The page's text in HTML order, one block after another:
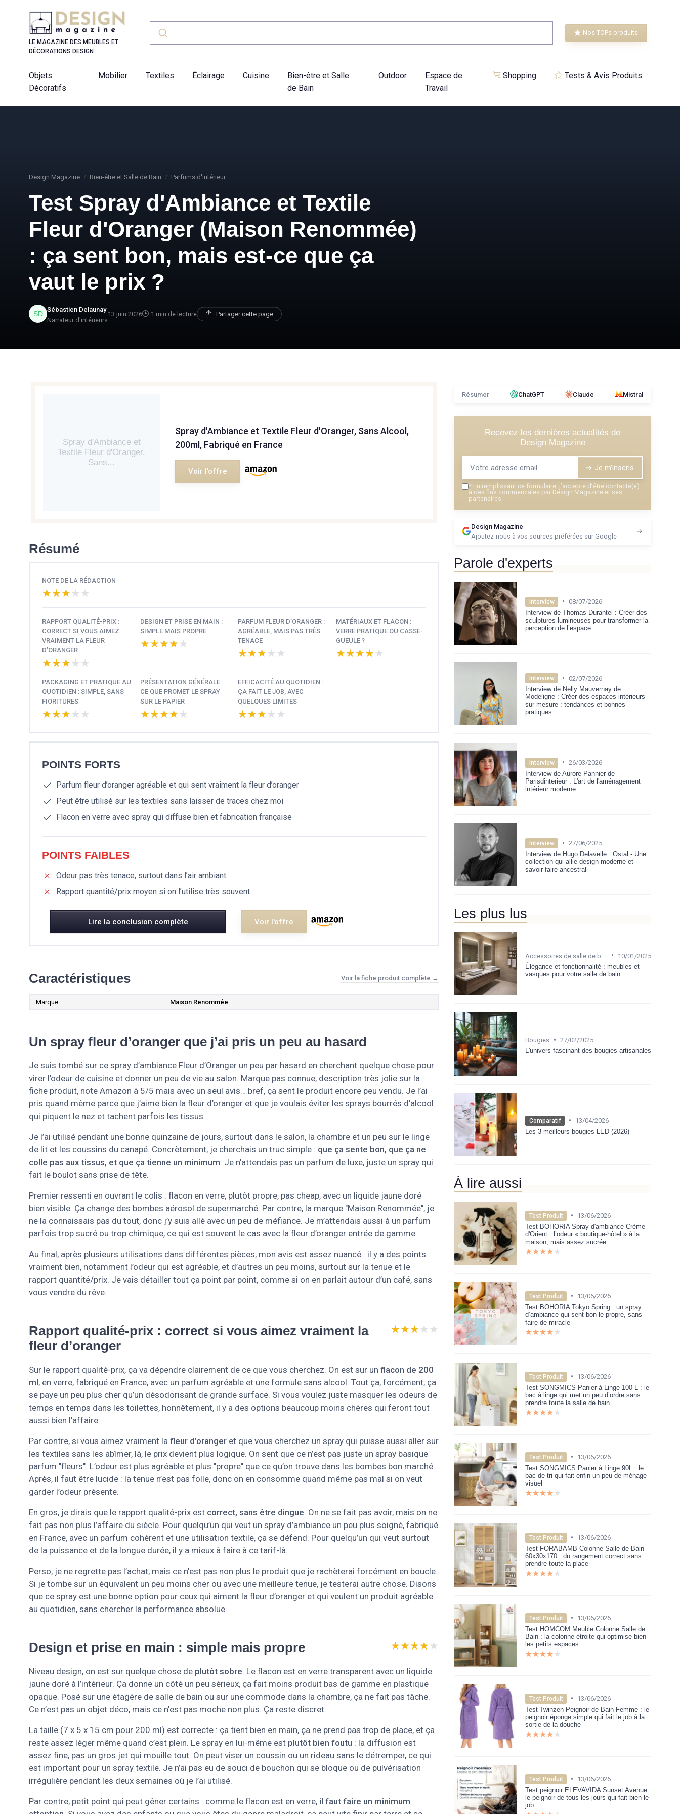
LE MAGAZINE DES MEUBLES ET
DÉCORATIONS DESIGN
Nos TOPs produits
Objets
Décoratifs
Mobilier Textiles Éclairage Cuisine
Bien-être et Salle
de Bain
Outdoor
Espace de
Travail
Shopping Tests & Avis Produits
Design Magazine Bien-être et Salle de Bain Parfums d'intérieur
Test Spray d'Ambiance et Textile
Fleur d'Oranger (Maison Renommée)
: ça sent bon, mais est-ce que ça
vaut le prix ?
Sébastien Delaunay
Narrateur d'intérieurs
13 juin 2026 1 min de lecture Partager cette page
Spray d'Ambiance et
Textile Fleur d'Oranger,
Sans...
Spray d'Ambiance et Textile Fleur d'Oranger, Sans Alcool,
200ml, Fabriqué en France
Voir l'offre
Résumé
NOTE DE LA RÉDACTION
★★★★★
★★★★★
RAPPORT QUALITÉ-PRIX :
CORRECT SI VOUS AIMEZ
VRAIMENT LA FLEUR
D’ORANGER
★★★★★
★★★★★
DESIGN ET PRISE EN MAIN :
SIMPLE MAIS PROPRE
★★★★★
★★★★★
PARFUM FLEUR D’ORANGER :
AGRÉABLE, MAIS PAS TRÈS
TENACE
★★★★★
★★★★★
MATÉRIAUX ET FLACON :
VERRE PRATIQUE OU CASSE-
GUEULE ?
★★★★★
★★★★★
PACKAGING ET PRATIQUE AU
QUOTIDIEN : SIMPLE, SANS
FIORITURES
★★★★★
★★★★★
PRÉSENTATION GÉNÉRALE :
CE QUE PROMET LE SPRAY
SUR LE PAPIER
★★★★★
★★★★★
EFFICACITÉ AU QUOTIDIEN :
ÇA FAIT LE JOB, AVEC
QUELQUES LIMITES
★★★★★
★★★★★
POINTS FORTS
Parfum fleur d’oranger agréable et qui sent vraiment la fleur d’oranger
Peut être utilisé sur les textiles sans laisser de traces chez moi
Flacon en verre avec spray qui diffuse bien et fabrication française
POINTS FAIBLES
Odeur pas très tenace, surtout dans l’air ambiant
Rapport quantité/prix moyen si on l’utilise très souvent
Lire la conclusion complète Voir l'offre
Caractéristiques Voir la fiche produit complète →
Marque Maison Renommée
Un spray fleur d’oranger que j’ai pris un peu au hasard
Je suis tombé sur ce spray d’ambiance Fleur d’Oranger un peu par hasard en cherchant quelque chose pour
virer l’odeur de cuisine et donner un peu de vie au salon. Marque pas connue, description très jolie sur la
fiche produit, note Amazon à 5/5 mais avec un seul avis… bref, ça sent le produit encore peu vendu. Je l’ai
pris quand même parce que j’aime bien la fleur d’oranger et que je voulais éviter les sprays bourrés d’alcool
qui piquent le nez et tachent parfois les tissus.
Je l’ai utilisé pendant une bonne quinzaine de jours, surtout dans le salon, la chambre et un peu sur le linge
de lit et les coussins du canapé. Concrètement, je cherchais un truc simple : que ça sente bon, que ça ne
colle pas aux tissus, et que ça tienne un minimum. Je n’attendais pas un parfum de luxe, juste un spray qui
fait le boulot sans prise de tête.
Premier ressenti en ouvrant le colis : flacon en verre, plutôt propre, pas cheap, avec un liquide jaune doré
bien visible. Ça change des bombes aérosol de supermarché. Par contre, la marque "Maison Renommée", je
ne la connaissais pas du tout, donc j’y suis allé avec un peu de méfiance. Je m’attendais aussi à un parfum
parfois trop sucré ou trop chimique, ce qui est souvent le cas avec la fleur d’oranger entrée de gamme.
Au final, après plusieurs utilisations dans différentes pièces, mon avis est assez nuancé : il y a des points
vraiment bien, notamment l’odeur qui est agréable, et d’autres un peu moins, surtout sur la tenue et le
rapport quantité/prix. Je vais détailler tout ça point par point, comme si on en parlait autour d’un café, sans
vous vendre du rêve.
Rapport qualité-prix : correct si vous aimez vraiment la
fleur d’oranger
★★★★★
★★★★★
Sur le rapport qualité-prix, ça va dépendre clairement de ce que vous cherchez. On est sur un flacon de 200
ml, en verre, fabriqué en France, avec un parfum agréable et une formule sans alcool. Tout ça, forcément, ça
se paye un peu plus cher qu’un désodorisant de grande surface. Si vous voulez juste masquer les odeurs de
temps en temps dans les toilettes, honnêtement, il y a des options beaucoup moins chères qui feront tout
aussi bien l’affaire.
Par contre, si vous aimez vraiment la fleur d’oranger et que vous cherchez un spray qui puisse aussi aller sur
les textiles sans les abîmer, là, le prix devient plus logique. On sent que ce n’est pas juste un spray basique
parfum "fleurs". L’odeur est plus agréable et plus "propre" que ce qu’on trouve dans les bombes bon marché.
Après, il faut être lucide : la tenue n’est pas folle, donc on en consomme quand même pas mal si on veut
garder l’odeur présente.
En gros, je dirais que le rapport qualité-prix est correct, sans être dingue. On ne se fait pas avoir, mais on ne
fait pas non plus l’affaire du siècle. Pour quelqu’un qui veut un spray d’ambiance un peu plus soigné, fabriqué
en France, avec un parfum cohérent et une utilisation textile, ça se défend. Pour quelqu’un qui veut surtout
de la puissance et de la longue durée, il y a mieux à faire à ce tarif-là.
Perso, je ne regrette pas l’achat, mais ce n’est pas non plus le produit que je rachèterai forcément en boucle.
Si je tombe sur un équivalent un peu moins cher ou avec une meilleure tenue, je testerai autre chose. Disons
que ce spray est une bonne option pour ceux qui aiment la fleur d’oranger et qui veulent un produit agréable
au quotidien, sans chercher la performance absolue.
Design et prise en main : simple mais propre ★★★★★
★★★★★
Niveau design, on est sur quelque chose de plutôt sobre. Le flacon est en verre transparent avec un liquide
jaune doré à l’intérieur. Ça donne un côté un peu sérieux, ça fait moins produit bas de gamme en plastique
opaque. Posé sur une étagère de salle de bain ou sur une commode dans la chambre, ça ne fait pas tâche.
Ce n’est pas un objet déco, mais ce n’est pas moche non plus. Ça reste discret.
La taille (7 x 5 x 15 cm pour 200 ml) est correcte : ça tient bien en main, ça ne prend pas trop de place, et ça
reste assez léger même quand c’est plein. Le spray en lui-même est plutôt bien foutu : la diffusion est
assez fine, pas un gros jet qui mouille tout. On peut viser un coussin ou un rideau sans le détremper, ce qui
est important pour un spray textile. Je n’ai pas eu de souci de bouchon qui se bloque ou de pulvérisation
irrégulière pendant les deux semaines où je l’ai utilisé.
Par contre, petit point qui peut gêner certains : comme le flacon est en verre, il faut faire un minimum
Résumer ChatGPT Claude Mistral
Recevez les dernières actualités de
Design Magazine
➔ Je m'inscris
* En remplissant ce formulaire, j’accepte d’être contacté(e)
à des fins commerciales par Design Magazine et ses
partenaires.
Design Magazine
Ajoutez-nous à vos sources préférées sur Google
Parole d'experts
Interview • 08/07/2026
Interview de Thomas Durantel : Créer des
sculptures lumineuses pour transformer la
perception de l’espace
Interview • 02/07/2026
Interview de Nelly Mauvernay de
Modeligne : Créer des espaces intérieurs
sur mesure : tendances et bonnes
pratiques
Interview • 26/03/2026
Interview de Aurore Pannier de
Parisdinterieur : L'art de l'aménagement
intérieur moderne
Interview • 27/06/2025
Interview de Hugo Delavelle : Ostal - Une
collection qui allie design moderne et
savoir-faire ancestral
Les plus lus
•
10/01/2025
Élégance et fonctionnalité : meubles et
vasques pour votre salle de bain
Bougies • 27/02/2025
L'univers fascinant des bougies artisanales
Comparatif •
13/04/2026
Les 3 meilleurs bougies LED (2026)
À lire aussi
Test Produit •
13/06/2026
Test BOHORIA Spray d'ambiance Crème
d'Orient : l’odeur « boutique-hôtel » à la
maison, mais assez sucrée
★★★★★
★★★★★
Test Produit •
13/06/2026
Test BOHORIA Tokyo Spring : un spray
d’ambiance qui sent bon le propre, sans
faire de miracle
★★★★★
★★★★★
Test Produit •
13/06/2026
Test SONGMICS Panier à Linge 100 L : le
bac à linge qui met un peu d’ordre sans
prendre toute la salle de bain
★★★★★
★★★★★
Test Produit •
13/06/2026
Test SONGMICS Panier à Linge 90L : le
bac de tri qui fait enfin un peu de ménage
visuel
★★★★★
★★★★★
Test Produit •
13/06/2026
Test FORABAMB Colonne Salle de Bain
60x30x170 : du rangement correct sans
prendre toute la place
★★★★★
★★★★★
Test Produit •
13/06/2026
Test HOMCOM Meuble Colonne Salle de
Bain : la colonne étroite qui optimise bien
les petits espaces
★★★★★
★★★★★
Test Produit •
13/06/2026
Test Twinzen Peignoir de Bain Femme : le
peignoir éponge simple qui fait le job à la
sortie de la douche
★★★★★
★★★★★
Test Produit •
13/06/2026
Test peignoir ELEVAVIDA Sunset Avenue :
le peignoir de tous les jours qui fait bien le
job